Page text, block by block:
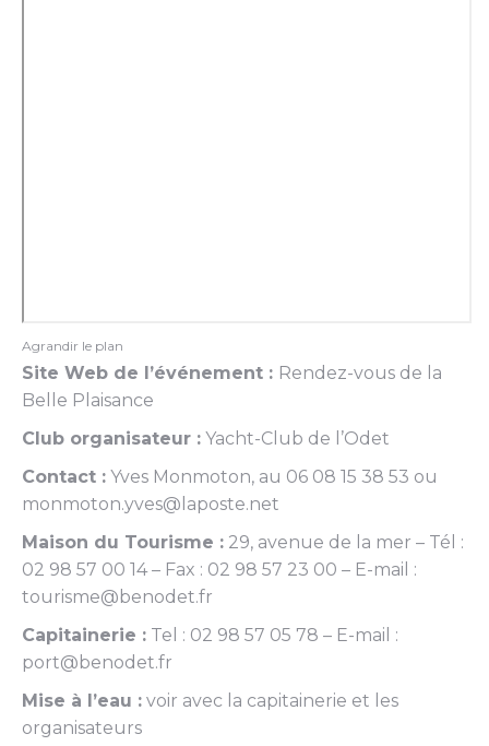
Agrandir le plan
Site Web de l’événement : Rendez-vous de la
Belle Plaisance
Club organisateur : Yacht-Club de l’Odet
Contact : Yves Monmoton, au 06 08 15 38 53 ou
monmoton.yves@laposte.net
Maison du Tourisme : 29, avenue de la mer – Tél :
02 98 57 00 14 – Fax : 02 98 57 23 00 – E-mail :
tourisme@benodet.fr
Capitainerie : Tel : 02 98 57 05 78 – E-mail :
port@benodet.fr
Mise à l’eau : voir avec la capitainerie et les
organisateurs